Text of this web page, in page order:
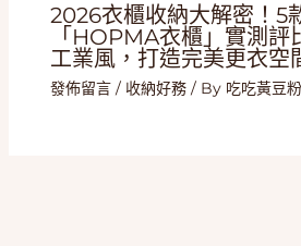
2026衣櫃收納大解密！5
「HOPMA衣櫃」實測評
工業風，打造完美更衣空
發佈留言 / 收納好務/ By 吃吃黃豆粉